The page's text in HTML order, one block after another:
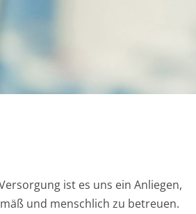
ist es uns ein Anliegen,
und menschlich zu betreuen.